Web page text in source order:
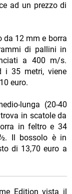
ad un prezzo di
da 12 mm e borra
di pallini in
a 400 m/s.
i 35 metri, viene
euro.
lunga (20-40
in scatole da
in feltro e 34
Il bossolo è in
di 13,70 euro a
Edition vista il